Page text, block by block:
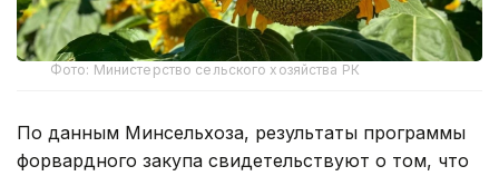
Фото: Министерство сельского хозяйства РК
По данным Минсельхоза, результаты программы
форвардного закупа свидетельствуют о том, что